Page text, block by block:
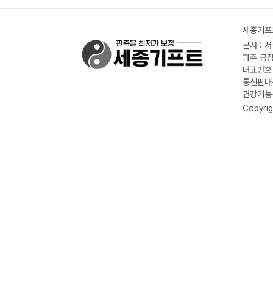
세종기
본사 :
파주 공
대표번
통신판
건강기